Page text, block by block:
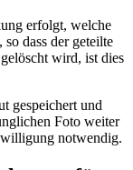
erfolgt, welche
dass der geteilte
wird, ist dies
gespeichert und
Foto weiter
notwendig.